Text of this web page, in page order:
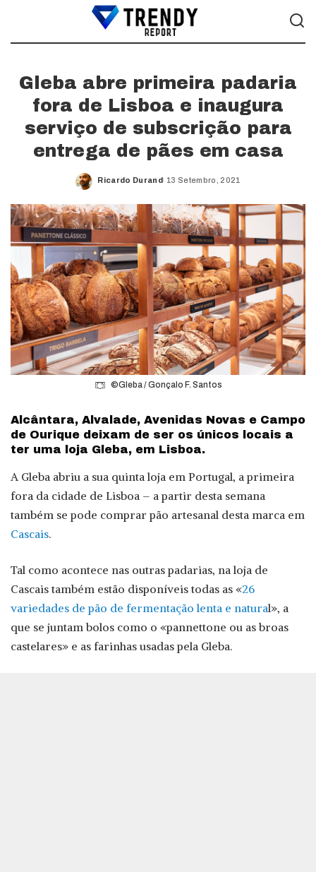
Gleba abre primeira padaria
fora de Lisboa e inaugura
serviço de subscrição para
entrega de pães em casa
Posted
Ricardo Durand 13 Setembro, 2021
©Gleba / Gonçalo F. Santos
Alcântara, Alvalade, Avenidas Novas e Campo
de Ourique deixam de ser os únicos locais a
ter uma loja Gleba, em Lisboa.
A Gleba abriu a sua quinta loja em Portugal, a primeira
fora da cidade de Lisboa – a partir desta semana
também se pode comprar pão artesanal desta marca em
Cascais.
Tal como acontece nas outras padarias, na loja de
Cascais também estão disponíveis todas as «26
variedades de pão de fermentação lenta e natural», a
que se juntam bolos como o «pannettone ou as broas
castelares» e as farinhas usadas pela Gleba.